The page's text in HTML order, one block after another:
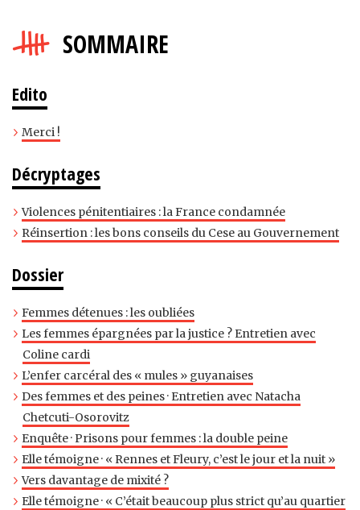
SOMMAIRE
Edito
Merci !
Décryptages
Violences pénitentiaires : la France condamnée
Réinsertion : les bons conseils du Cese au Gouvernement
Dossier
Femmes détenues : les oubliées
Les femmes épargnées par la justice ? Entretien avec
Coline cardi
L’enfer carcéral des « mules » guyanaises
Des femmes et des peines · Entretien avec Natacha
Chetcuti-Osorovitz
Enquête · Prisons pour femmes : la double peine
Elle témoigne · « Rennes et Fleury, c’est le jour et la nuit »
Vers davantage de mixité ?
Elle témoigne · « C’était beaucoup plus strict qu’au quartier